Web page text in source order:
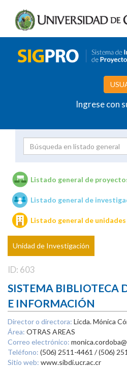
Ingrese con
Unidades de
Listado general de
Listado general de
Listado general de
Unidad de Investigación
ID: 603
SISTEMA BIBLIOTECA
E INFORMACIÓN
Director o directora: Licda. Mónica
Área: OTRAS AREAS
Correo electrónico:
Teléfono: (506) 2511-4461 / (506)
Sitio web: www.sibdi.ucr.ac.cr